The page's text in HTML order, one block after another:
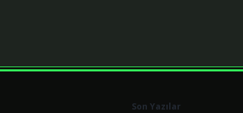
Son Yazılar